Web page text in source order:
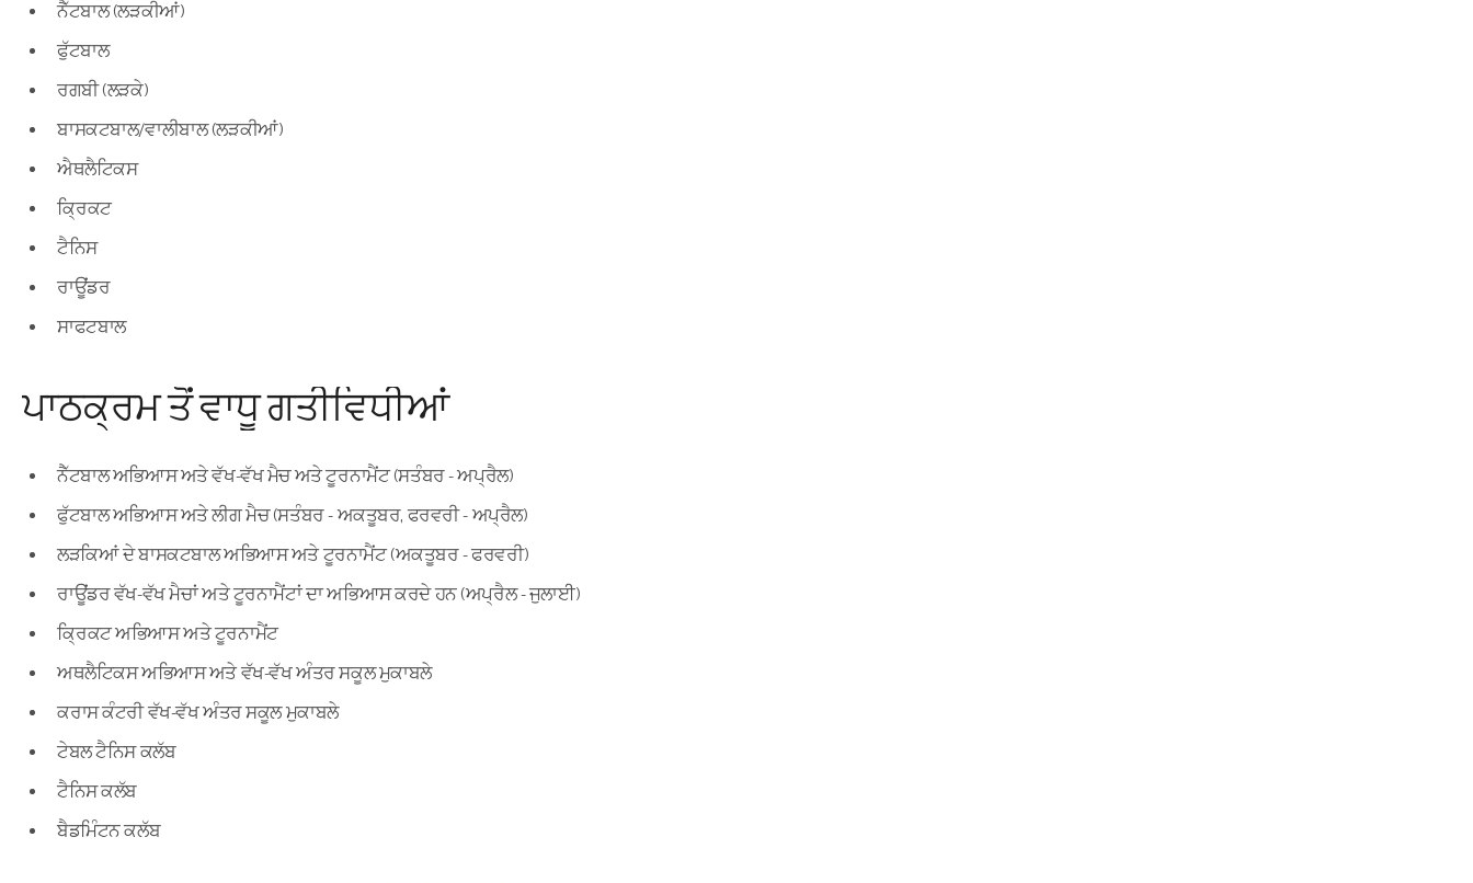
ਨੈੱਟਬਾਲ (ਲੜਕੀਆਂ)
ਫੁੱਟਬਾਲ
ਰਗਬੀ (ਲੜਕੇ)
ਬਾਸਕਟਬਾਲ/ਵਾਲੀਬਾਲ (ਲੜਕੀਆਂ)
ਐਥਲੈਟਿਕਸ
ਕ੍ਰਿਕਟ
ਟੈਨਿਸ
ਰਾਊਂਡਰ
ਸਾਫਟਬਾਲ
ਪਾਠਕ੍ਰਮ ਤੋਂ ਵਾਧੂ ਗਤੀਵਿਧੀਆਂ
ਨੈੱਟਬਾਲ ਅਭਿਆਸ ਅਤੇ ਵੱਖ-ਵੱਖ ਮੈਚ ਅਤੇ ਟੂਰਨਾਮੈਂਟ (ਸਤੰਬਰ - ਅਪ੍ਰੈਲ)
ਫੁੱਟਬਾਲ ਅਭਿਆਸ ਅਤੇ ਲੀਗ ਮੈਚ (ਸਤੰਬਰ - ਅਕਤੂਬਰ, ਫਰਵਰੀ - ਅਪ੍ਰੈਲ)
ਲੜਕਿਆਂ ਦੇ ਬਾਸਕਟਬਾਲ ਅਭਿਆਸ ਅਤੇ ਟੂਰਨਾਮੈਂਟ (ਅਕਤੂਬਰ - ਫਰਵਰੀ)
ਰਾਊਂਡਰ ਵੱਖ-ਵੱਖ ਮੈਚਾਂ ਅਤੇ ਟੂਰਨਾਮੈਂਟਾਂ ਦਾ ਅਭਿਆਸ ਕਰਦੇ ਹਨ (ਅਪ੍ਰੈਲ - ਜੁਲਾਈ)
ਕ੍ਰਿਕਟ ਅਭਿਆਸ ਅਤੇ ਟੂਰਨਾਮੈਂਟ
ਅਥਲੈਟਿਕਸ ਅਭਿਆਸ ਅਤੇ ਵੱਖ-ਵੱਖ ਅੰਤਰ ਸਕੂਲ ਮੁਕਾਬਲੇ
ਕਰਾਸ ਕੰਟਰੀ ਵੱਖ-ਵੱਖ ਅੰਤਰ ਸਕੂਲ ਮੁਕਾਬਲੇ
ਟੇਬਲ ਟੈਨਿਸ ਕਲੱਬ
ਟੈਨਿਸ ਕਲੱਬ
ਬੈਡਮਿੰਟਨ ਕਲੱਬ